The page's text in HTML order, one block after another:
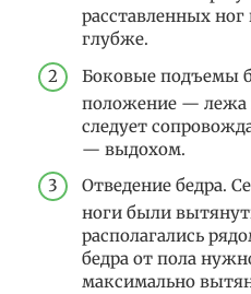
расставленных
глубже.
Боковые подъемы
положение — лежа
следует
— выдохом.
Отведение бедра.
ноги были
располагались
бедра от пола
максимально